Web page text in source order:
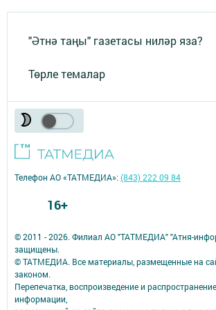
"Әтнә таңы" газетасы ниләр яза?
Төрле темалар
© 2011 - 2026. Филиал АО "ТАТМЕДИА" "Атня-
защищены.
© ТАТМЕДИА. Все материалы, размещенные на
законом.
Перепечатка, воспроизведение и
информации,
Телефон АО «ТАТМЕДИА»:(843) 222 09 84
16+